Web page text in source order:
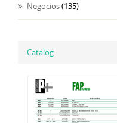
Negocios(135)
Catalog